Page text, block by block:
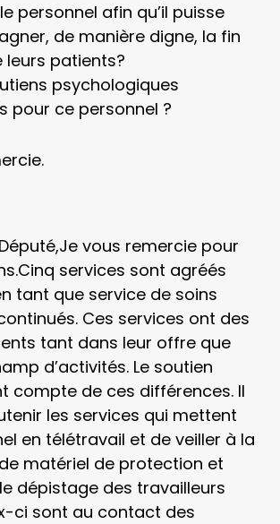
personnel afin qu’il puisse
de manière digne, la fin
leurs patients?
psychologiques
pour ce personnel ?
vous remercie pour
services sont agréés
tant que service de soins
Ces services ont des
tant dans leur offre que
d’activités. Le soutien
compte de ces différences. Il
les services qui mettent
en télétravail et de veiller à la
matériel de protection et
dépistage des travailleurs
ci sont au contact des